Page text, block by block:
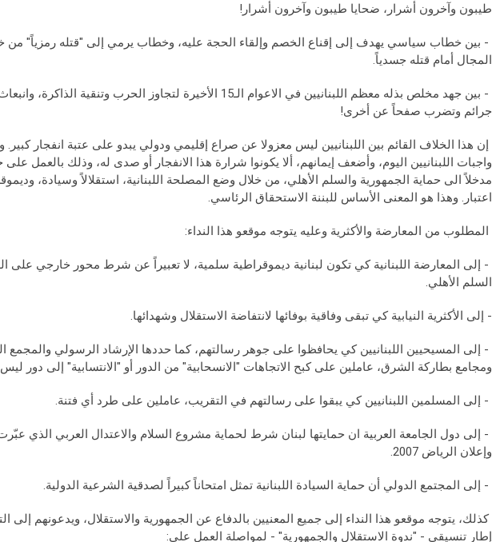
طيبون وآخرون أشرار، ضحايا طيبون وآخرون أشرار!
- بين خطاب سياسي يهدف إلى إقناع الخصم وإلقاء الحجة عليه، وخطاب يرمي إلى "قتله رمزياً" من
المجال أمام قتله جسدياً.
- بين جهد مخلص بذله معظم اللبنانيين في الاعوام الـ15 الأخيرة لتجاوز الحرب
جرائم وتضرب صفحاً عن أخرى!
إن هذا الخلاف القائم بين اللبنانيين ليس معزولا عن صراع إقليمي ودولي يبدو على عتبة انفجار
واجبات اللبنانيين اليوم، وأضعف إيمانهم، ألا يكونوا شرارة هذا الانفجار أو صدى له، وذلك بالعمل
مدخلاً الى حماية الجمهورية والسلم الأهلي، من خلال وضع المصلحة اللبنانية، استقلالاً وسيادة،
اعتبار. وهذا هو المعنى الأساس للبننة الاستحقاق الرئاسي.
المطلوب من المعارضة والأكثرية وعليه يتوجه موقعو هذا النداء:
- إلى المعارضة اللبنانية كي تكون لبنانية ديموقراطية سلمية، لا تعبيراً عن شرط محور خارجي على
السلم الأهلي.
- إلى الأكثرية النيابية كي تبقى وفاقية بوفائها لانتفاضة الاستقلال وشهدائها.
- إلى المسيحيين اللبنانيين كي يحافظوا على جوهر رسالتهم، كما حددها الإرشاد الرسولي والمجمع
ومجامع بطاركة الشرق، عاملين على كبح الاتجاهات "الانسحابية" من الدور أو "الانتسابية" إلى دور
- إلى المسلمين اللبنانيين كي يبقوا على رسالتهم في التقريب، عاملين على طرد أي فتنة.
وإعلان الرياض 2007.
- إلى المجتمع الدولي أن حماية السيادة اللبنانية تمثل امتحاناً كبيراً لصدقية الشرعية الدولية.
كذلك، يتوجه موقعو هذا النداء إلى جميع المعنيين بالدفاع عن الجمهورية والاستقلال، ويدعونهم إلى
إطار تنسيقي - "ندوة الاستقلال والجمهورية" - لمواصلة العمل على: